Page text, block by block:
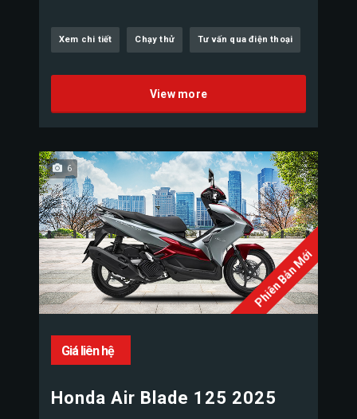
Xem chi tiết Chạy thử Tư vấn qua điện thoại
View more
Phiên Bản Mới
6
Giá liên hệ
Honda Air Blade 125 2025